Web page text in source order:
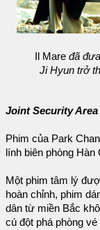
Il Mare đã
Ji Hyun trở
Joint Security Area
Phim của Park
lính biên phòng
Một phim tâm lý
hoàn chỉnh, phim
dân từ miền Bắc
cú đột phá phòng